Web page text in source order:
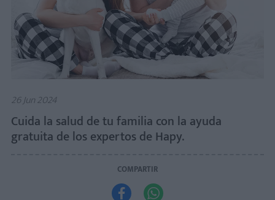
26 Jun 2024
Cuida la salud de tu familia con la ayuda
gratuita de los expertos de Hapy.
COMPARTIR
 